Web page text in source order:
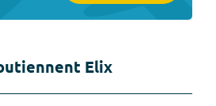
Elix